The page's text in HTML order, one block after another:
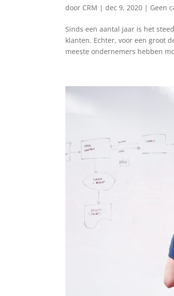
door CRM |dec 9, 2020 | Geen
Sinds een aantal jaar is het
klanten. Echter, voor een groot
meeste ondernemers hebben